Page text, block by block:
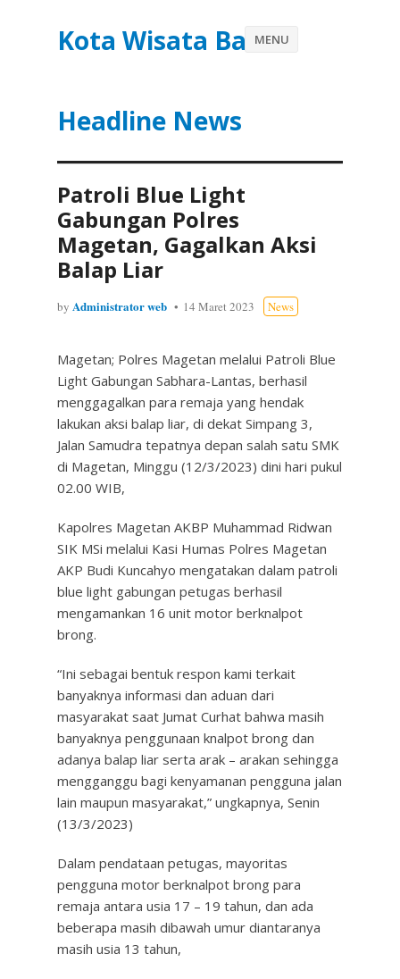
Kota Wisata Batu
Headline News
MENU
Patroli Blue Light
Gabungan Polres
Magetan, Gagalkan Aksi
Balap Liar
by Administrator web 14 Maret 2023 News
Magetan; Polres Magetan melalui Patroli Blue
Light Gabungan Sabhara-Lantas, berhasil
menggagalkan para remaja yang hendak
lakukan aksi balap liar, di dekat Simpang 3,
Jalan Samudra tepatnya depan salah satu SMK
di Magetan, Minggu (12/3/2023) dini hari pukul
02.00 WIB,
Kapolres Magetan AKBP Muhammad Ridwan
SIK MSi melalui Kasi Humas Polres Magetan
AKP Budi Kuncahyo mengatakan dalam patroli
blue light gabungan petugas berhasil
mengamankan 16 unit motor berknalpot
brong.
“Ini sebagai bentuk respon kami terkait
banyaknya informasi dan aduan dari
masyarakat saat Jumat Curhat bahwa masih
banyaknya penggunaan knalpot brong dan
adanya balap liar serta arak – arakan sehingga
mengganggu bagi kenyamanan pengguna jalan
lain maupun masyarakat,” ungkapnya, Senin
(13/3/2023)
Dalam pendataan petugas, mayoritas
pengguna motor berknalpot brong para
remaja antara usia 17 – 19 tahun, dan ada
beberapa masih dibawah umur diantaranya
masih usia 13 tahun,